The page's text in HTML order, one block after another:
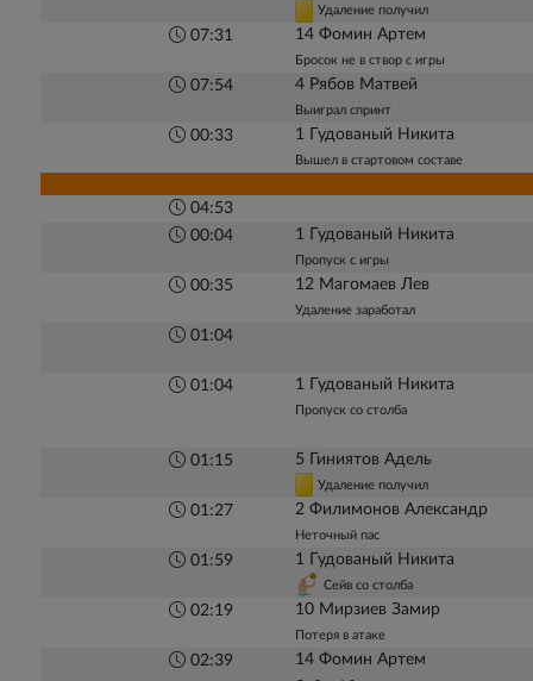
Удаление получил
07:31 14 Фомин Артем
Бросок не в створ с игры
07:54 4 Рябов Матвей
Выиграл спринт
00:33 1 Гудованый Никита
Вышел в стартовом составе
04:53
00:04 1 Гудованый Никита
Пропуск с игры
00:35 12 Магомаев Лев
Удаление заработал
01:04
01:04 1 Гудованый Никита
Пропуск со столба
01:15 5 Гиниятов Адель
Удаление получил
01:27 2 Филимонов Александр
Неточный пас
01:59 1 Гудованый Никита
Сейв со столба
02:19 10 Мирзиев Замир
Потеря в атаке
02:39 14 Фомин Артем